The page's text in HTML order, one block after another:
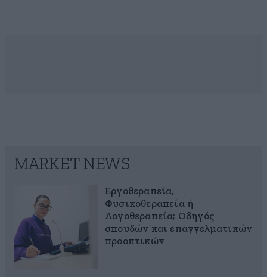
MARKET NEWS
Εργοθεραπεία,
Φυσικοθεραπεία ή
Λογοθεραπεία; Οδηγός
σπουδών και επαγγελματικών
προοπτικών